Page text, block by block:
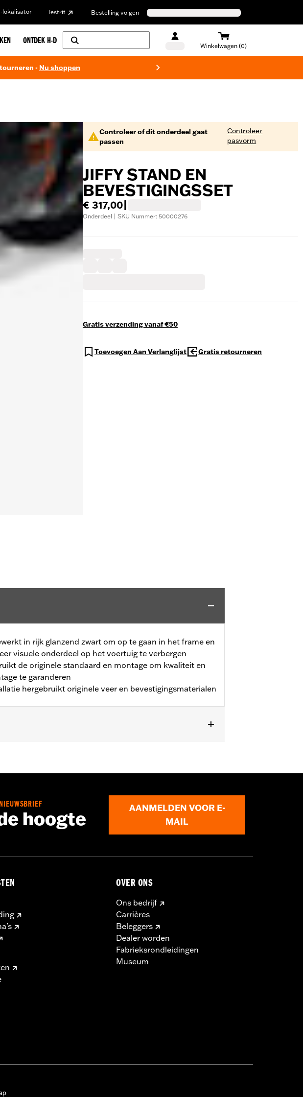
lokalisator Testrit Bestelling volgen
ONTDEK H-D
Winkelwagen (0)
- Nu shoppen
Controleer of dit onderdeel gaat
passen
Controleer
pasvorm
JIFFY STAND EN
BEVESTIGINGSSET
€ 317,00
Onderdeel | SKU Nummer: 50000276
Gratis verzending vanaf €50
Toevoegen Aan Verlanglijst Gratis retourneren
in rijk glanzend zwart om op te gaan in het frame en
visuele onderdeel op het voertuig te verbergen
de originele standaard en montage om kwaliteit en
te garanderen
hergebruikt originele veer en bevestigingsmaterialen
hoogte
AANMELDEN VOOR E-
MAIL
OVER ONS
Ons bedrijf
Carrières
Beleggers
Dealer worden
Fabrieksrondleidingen
Museum